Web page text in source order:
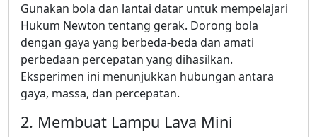
Gunakan bola dan lantai datar untuk mempelajari
Hukum Newton tentang gerak. Dorong bola
dengan gaya yang berbeda-beda dan amati
perbedaan percepatan yang dihasilkan.
Eksperimen ini menunjukkan hubungan antara
gaya, massa, dan percepatan.
2. Membuat Lampu Lava Mini